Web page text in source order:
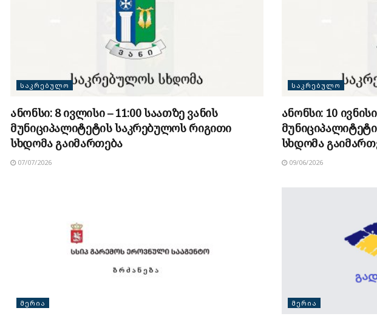
ᲡᲐᲙᲠᲔᲑᲣᲚᲝ
ანონსი: 8 ივლისი – 11:00 საათზე ვანის
მუნიციპალიტეტის საკრებულოს რიგითი
სხდომა გაიმართება
07/07/2026
ᲡᲐᲙᲠᲔᲑᲣᲚᲝ
ანონსი: 10
სხდომა
09/06/2026
ᲛᲔᲠᲘᲐ ᲛᲔᲠᲘᲐ